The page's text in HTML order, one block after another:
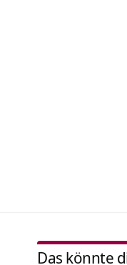
Das könnte